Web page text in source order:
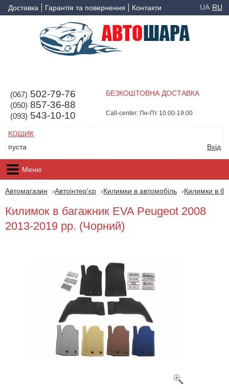
Доставка Гарантія та повернення Контакти UA RU
(067) 502-79-76
(050) 857-36-88
(093) 543-10-10
БЕЗКОШТОВНА ДОСТАВКА
Call-center: Пн-Пт 10.00-19.00
КОШИК
пуста
Вхід
Меню
Автомагазин Автоінтер'єр Килимки в автомобіль Килимки в
Килимок в багажник EVA Peugeot 2008
2013-2019 рр. (Чорний)